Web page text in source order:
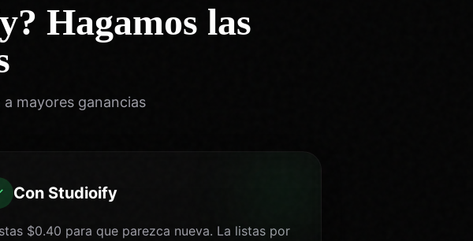
Hagamos las
mayores ganancias
Con Studioify
$0.40 para que parezca nueva. La listas por